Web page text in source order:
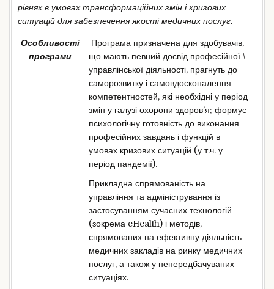
рівнях в умовах трансформаційних змін і кризових
ситуацій для забезпечення якості медичних послуг.
Особливості
програми
Програма призначена для здобувачів,
що мають певний досвід професійної \
управлінської діяльності, прагнуть до
саморозвитку і самовдосконалення
компетентностей, які необхідні у період
змін у галузі охорони здоров’я; формує
психологічну готовність до виконання
професійних завдань і функцій в
умовах кризових ситуацій (у т.ч. у
період пандемії).
Прикладна спрямованість на
управління та адміністрування із
застосуванням сучасних технологій
(зокрема eHealth) і методів,
спрямованих на ефективну діяльність
медичних закладів на ринку медичних
послуг, а також у непередбачуваних
ситуаціях.